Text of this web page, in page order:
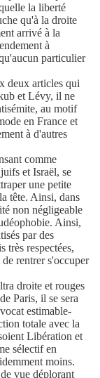
la liberté
qu'à la droite
arrivé à la
à
particulier
deux articles qui
et Lévy, il ne
au motif
en France et
à d'autres
comme
et Israël, se
une petite
tête. Ainsi, dans
non négligeable
Ainsi,
par des
très respectées,
rentrer s'occuper
droite et rouges
Paris, il se sera
estimable-
totale avec la
Libération et
sélectif en
moins.
vue déplorant